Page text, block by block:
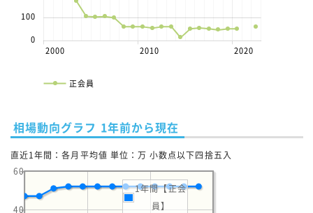
2000 2010 2020
0
100
正会員
相場動向グラフ 1年前から現在
直近1年間：各月平均値 単位：万 小数点以下四捨五入
40
60
1年間【正会
員】